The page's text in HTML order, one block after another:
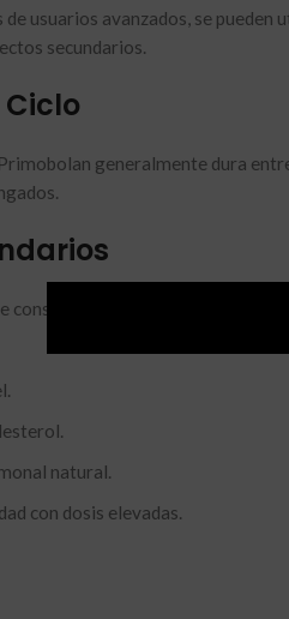
de usuarios avanzados, se
secundarios.
generalmente dura
considera un esteroide
natural.
con dosis elevadas.